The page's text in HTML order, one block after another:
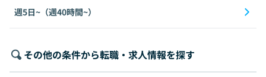
週5日~（週40時間~）
その他の条件から転職・求人情報を探す